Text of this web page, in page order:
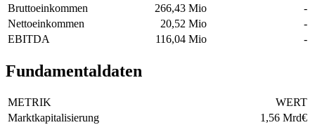
Bruttoeinkommen
266,43 Mio
-
Nettoeinkommen
20,52 Mio
-
EBITDA
116,04 Mio -
Fundamentaldaten
METRIK
WERT
Marktkapitalisierung
1,56 Mrd€